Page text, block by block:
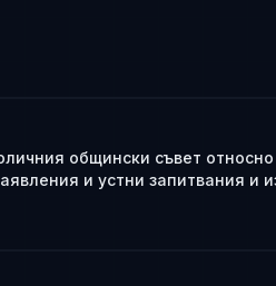
общински съвет относно
и устни запитвания и